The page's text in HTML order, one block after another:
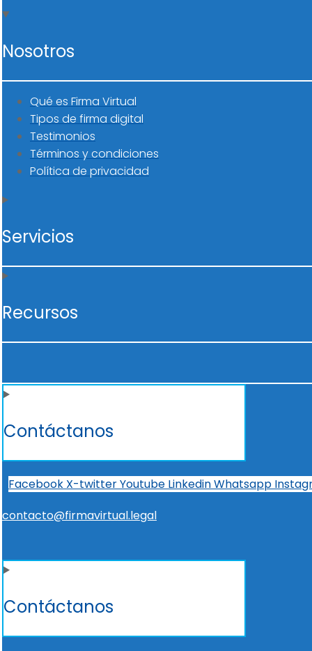
Nosotros
Qué es Firma Virtual
Tipos de firma digital
Testimonios
Términos y condiciones
Política de privacidad
Servicios
Recursos
Contáctanos
Facebook X-twitterYoutube LinkedinWhatsapp
contacto@firmavirtual.legal
Contáctanos